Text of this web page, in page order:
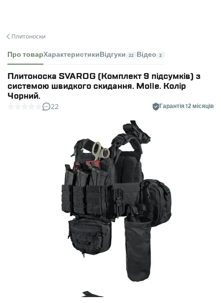
Плитоноски
Про товарХарактеристики Відгуки 22 Відео 2
Плитоноска SVAROG (Комплект 9 підсумків) з
системою швидкого скидання. Molle. Колір
Чорний.
22 Гарантія 12 місяців